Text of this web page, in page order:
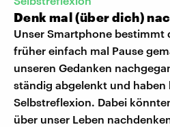
Denk mal (über dich)
Unser Smartphone bestimmt
früher einfach mal Pause
unseren Gedanken
ständig abgelenkt und haben
Selbstreflexion. Dabei
über unser Leben